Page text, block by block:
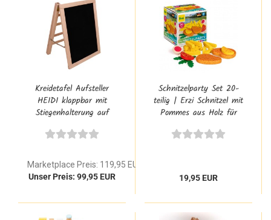
Kreidetafel Aufsteller
HEIDI klappbar mit
Stiegenhalterung auf
Buchenholz | Kaufladen
Marketplace Preis: 119,95 EUR
Unser Preis: 99,95 EUR
Schnitzelparty Set 20-
teilig | Erzi Schnitzel mit
Pommes aus Holz für
19,95 EUR